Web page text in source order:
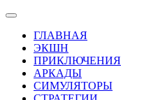
ГЛАВНАЯ
ЭКШН
ПРИКЛЮЧЕНИЯ
АРКАДЫ
СИМУЛЯТОРЫ